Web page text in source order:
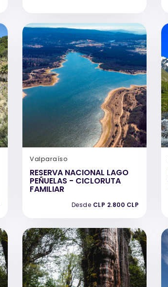
Valparaíso
RESERVA NACIONAL LAGO
PEÑUELAS - CICLORUTA
FAMILIAR
Desde CLP 2.800 CLP